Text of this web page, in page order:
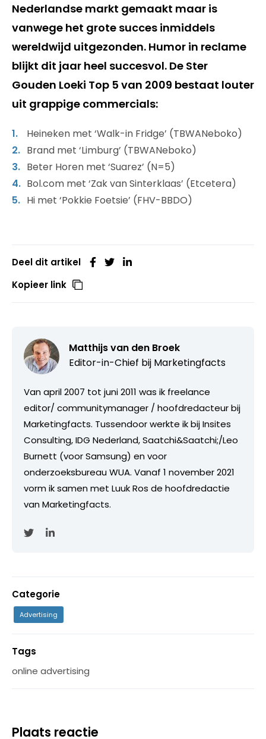
Nederlandse markt gemaakt maar is
vanwege het grote succes inmiddels
wereldwijd uitgezonden. Humor in reclame
blijkt dit jaar heel succesvol. De Ster
Gouden Loeki Top 5 van 2009 bestaat louter
uit grappige commercials:
Heineken met ‘Walk-in Fridge’ (TBWANeboko)
Brand met ‘Limburg’ (TBWANeboko)
Beter Horen met ‘Suarez’ (N=5)
Bol.com met ‘Zak van Sinterklaas’ (Etcetera)
Hi met ‘Pokkie Foetsie’ (FHV-BBDO)
Deel dit artikel
Kopieer link
Matthijs van den Broek
Editor-in-Chief bij Marketingfacts
Van april 2007 tot juni 2011 was ik freelance
editor/ communitymanager / hoofdredacteur bij
Marketingfacts. Tussendoor werkte ik bij Insites
Consulting, IDG Nederland, Saatchi&Saatchi;/Leo
Burnett (voor Samsung) en voor
onderzoeksbureau WUA. Vanaf 1 november 2021
vorm ik samen met Luuk Ros de hoofdredactie
van Marketingfacts.
Categorie
Advertising
Tags
online advertising
Plaats reactie